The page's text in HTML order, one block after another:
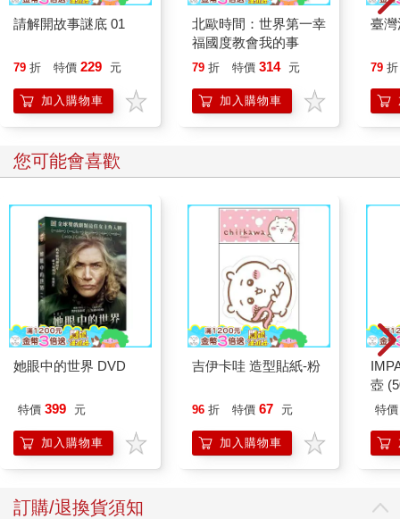
請解開故事謎底 01
79 折 特價 229 元
加入購物車
北歐時間：世界第一幸
福國度教會我的事
79 折 特價 314 元
加入購物車
臺
79 折
您可能會喜歡
她眼中的世界 DVD
特價 399 元
加入購物車
吉伊卡哇 造型貼紙-粉
96 折 特價 67 元
加入購物車
壺
特價
訂購/退換貨須知